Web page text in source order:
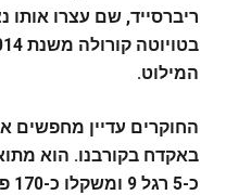
ריברסייד, שם עצרו אותו
המילוט.
החוקרים עדיין מחפשים
כ-5 רגל 9 ומשקלו כ-170 פאונד.